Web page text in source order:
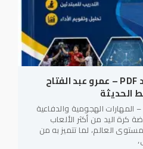
كتاب أساسيات كرة اليد PDF – عمرو عبد الفتاح
الحديثة
كتاب أساسيات كرة اليد PDF – المهارات الهجومية والدفاعية
كرة اليد من أكثر الألعاب
العالم، لما تتميز به من